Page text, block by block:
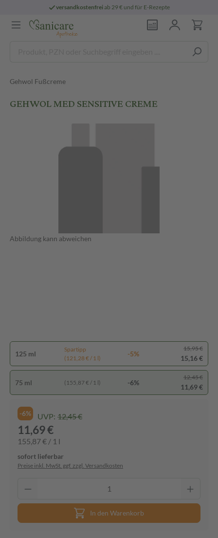
versandkostenfreiab 29 € und für E-Rezepte
Gehwol Fußcreme
GEHWOL MED SENSITIVE CREME
Abbildung kann abweichen
125 ml
Spartipp
(121,28 € / 1 l)
-5%
15,95 €
15,16 €
75 ml (155,87 € / 1 l) -6%
12,45 €
11,69 €
-6% UVP: 12,45 €
11,69 €
155,87 € / 1 l
sofort lieferbar
Preise inkl. MwSt. ggf. zzgl. Versandkosten
In den Warenkorb